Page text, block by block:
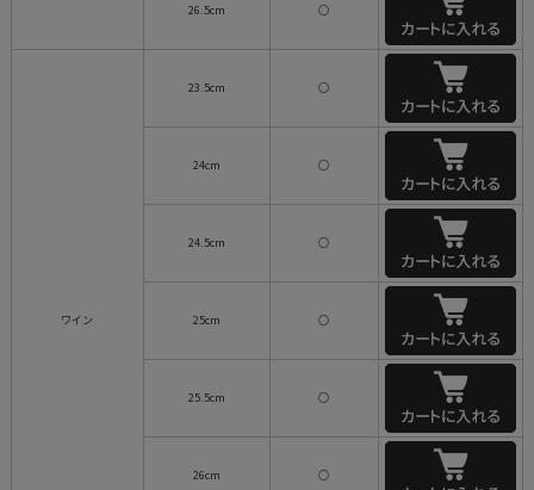
26.5cm ○
ワイン
23.5cm ○
24cm ○
24.5cm ○
25cm ○
25.5cm ○
26cm ○